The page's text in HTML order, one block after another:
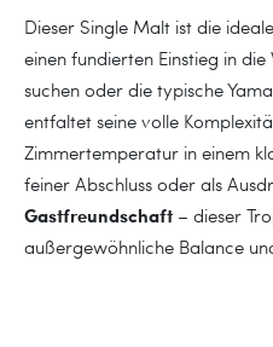
Dieser Single Malt ist die
einen fundierten Einstieg in
suchen oder die typische
entfaltet seine volle
Zimmertemperatur in einem
feiner Abschluss oder als
Gastfreundschaft– dieser
außergewöhnliche Balance